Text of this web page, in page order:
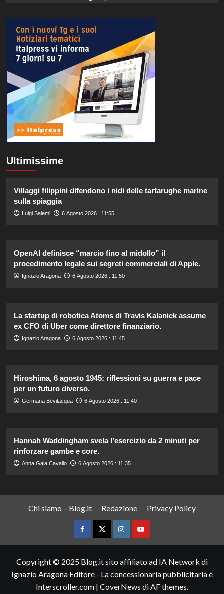
Ultimissime
Villaggi filippini difendono i nidi delle tartarughe marine
sulla spiaggia
Luigi Salemi 6 Agosto 2026 : 11:55
OpenAI definisce “marcio fino al midollo” il
procedimento legale sui segreti commerciali di Apple.
Ignazio Aragona 6 Agosto 2026 : 11:50
La startup di robotica Atoms di Travis Kalanick assume
ex CFO di Uber come direttore finanziario.
Ignazio Aragona 6 Agosto 2026 : 11:45
Hiroshima, 6 agosto 1945: riflessioni su guerra e pace
per un futuro diverso.
Germana Bevilacqua 6 Agosto 2026 : 11:40
Hannah Waddingham svela l’esercizio da 2 minuti per
rinforzare gambe e core.
Anna Gaia Cavallo 6 Agosto 2026 : 11:35
Chi siamo – Blog.it Redazione Privacy Policy
FacebookTwitterInstagramYouTube
Copyright © 2025 Blog.it sito affiliato ad IA Network di
Ignazio Aragona Editore - La concessionaria pubblicitaria è
Interscroller.com | CoverNews di AF themes.